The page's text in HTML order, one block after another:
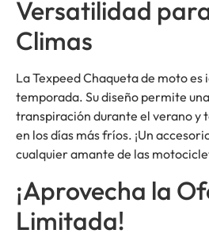
Versatilidad
Climas
La Texpeed Chaqueta de moto
temporada. Su diseño permite
transpiración durante el verano y
en los días más fríos. ¡Un
cualquier amante de las
¡Aprovecha la
Limitada!